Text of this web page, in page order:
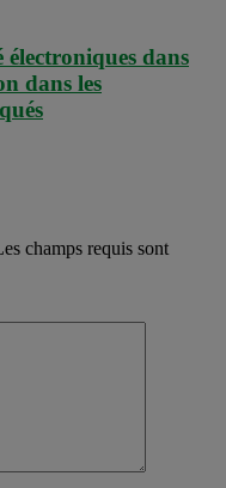
électroniques dans
dans les
champs requis sont